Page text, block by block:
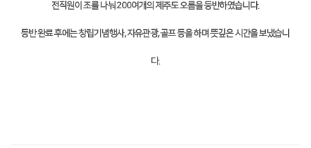
전직원이 조를 나눠 200여개의 제주도 오름을 등반하였습니다.
등반 완료 후에는 창립기념행사, 자유관광, 골프 등을 하며 뜻깊은 시간을 보냈습니
다.